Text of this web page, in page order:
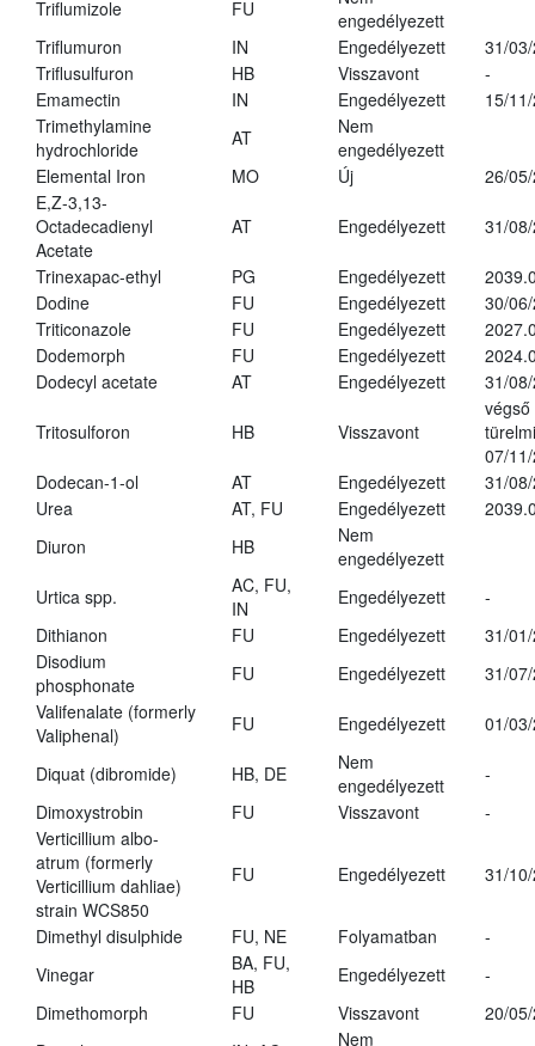
Triflumizole
FU
engedélyezett
Triflumuron
IN Engedélyezett
31/
Triflusulfuron
HB Visszavont
-
Emamectin
IN Engedélyezett
15/
Trimethylamine
hydrochloride
AT
Nem
engedélyezett
Elemental Iron
MO Új
26/
E,Z-3,13-
Octadecadienyl
Acetate
AT Engedélyezett 31/
Trinexapac-ethyl PG Engedélyezett
Dodine
FU Engedélyezett
30/
Triticonazole
FU Engedélyezett
Dodemorph
FU Engedélyezett
Dodecyl acetate
AT Engedélyezett 31/
Tritosulforon HB Visszavont
végső
07/
Dodecan-1-ol
AT Engedélyezett
31/
Urea
AT, FU Engedélyezett
Diuron
HB
Nem
engedélyezett
Urtica spp.
AC, FU,
IN
Engedélyezett
-
Dithianon
FU Engedélyezett
31/
Disodium
phosphonate
FU Engedélyezett
31/
Valifenalate (formerly
Valiphenal)
FU Engedélyezett 01/
Diquat (dibromide) HB, DE
Nem
engedélyezett
-
Dimoxystrobin
FU Visszavont
-
Verticillium albo-
atrum (formerly
Verticillium dahliae)
strain WCS850
FU Engedélyezett 31/
Dimethyl disulphide FU, NE Folyamatban
-
Vinegar
BA, FU,
HB
Engedélyezett
-
Dimethomorph
FU Visszavont
20/
Nem